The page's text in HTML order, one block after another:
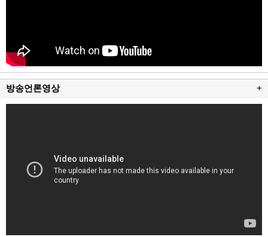
방송언론영상 +